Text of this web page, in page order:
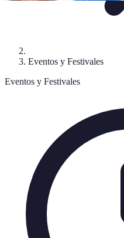
Eventos y Festivales
Eventos y Festivales